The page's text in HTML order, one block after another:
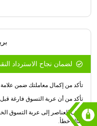
لضمان نجاح الاسترداد
تأكد من إكمال معاملتك ضمن علامة
تأكد من أن عربة التسوق فارغة
أضف العناصر إلى عربة التسوق
هناك خطأ.